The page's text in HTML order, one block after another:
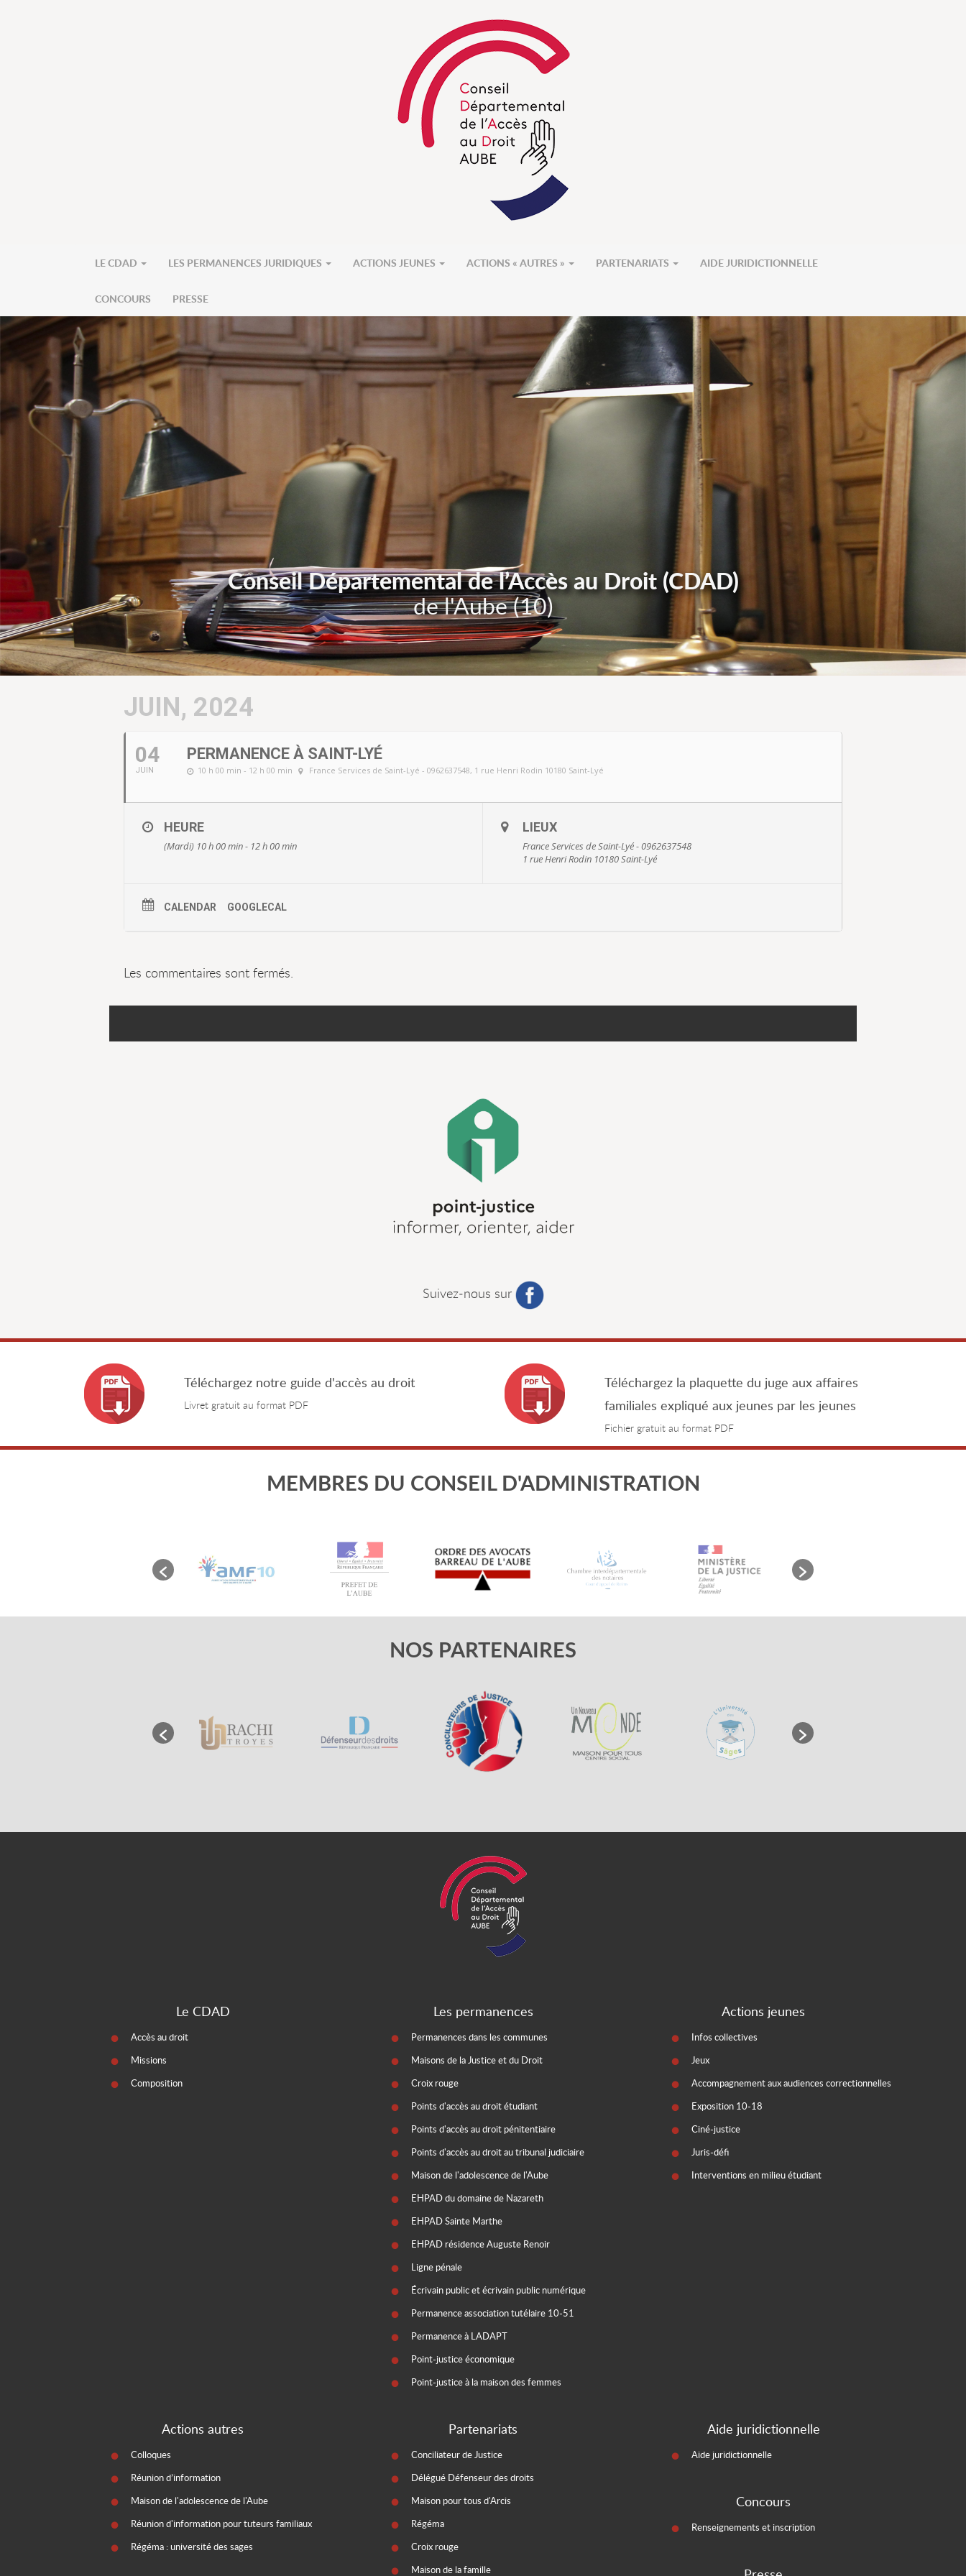
LE CDAD LES PERMANENCES JURIDIQUES ACTIONS JEUNES ACTIONS « AUTRES » PARTENARIATS AIDE JURIDICTIONNELLE
CONCOURS PRESSE
Conseil Départemental de l’Accès au Droit (CDAD)
de l'Aube (10)
JUIN, 2024
04
JUIN
PERMANENCE À SAINT-LYÉ
10 h 00 min - 12 h 00 min France Services de Saint-Lyé - 0962637548, 1 rue Henri Rodin 10180 Saint-Lyé
HEURE
(Mardi) 10 h 00 min - 12 h 00 min
LIEUX
France Services de Saint-Lyé - 0962637548
1 rue Henri Rodin 10180 Saint-Lyé
CALENDAR GOOGLECAL
Les commentaires sont fermés.
Suivez-nous sur
Téléchargez notre guide d'accès au droit
Livret gratuit au format PDF
Téléchargez la plaquette du juge aux affaires
familiales expliqué aux jeunes par les jeunes
Fichier gratuit au format PDF
MEMBRES DU CONSEIL D'ADMINISTRATION
NOS PARTENAIRES
Le CDAD
Accès au droit
Missions
Composition
Les permanences
Permanences dans les communes
Maisons de la Justice et du Droit
Croix rouge
Points d'accès au droit étudiant
Points d'accès au droit pénitentiaire
Points d'accès au droit au tribunal judiciaire
Maison de l'adolescence de l'Aube
EHPAD du domaine de Nazareth
EHPAD Sainte Marthe
EHPAD résidence Auguste Renoir
Ligne pénale
Écrivain public et écrivain public numérique
Permanence association tutélaire 10-51
Permanence à LADAPT
Point-justice économique
Point-justice à la maison des femmes
Actions jeunes
Infos collectives
Jeux
Accompagnement aux audiences correctionnelles
Exposition 10-18
Ciné-justice
Juris-défi
Interventions en milieu étudiant
Actions autres
Colloques
Réunion d’information
Maison de l'adolescence de l'Aube
Réunion d'information pour tuteurs familiaux
Régéma : université des sages
Partenariats
Conciliateur de Justice
Délégué Défenseur des droits
Maison pour tous d'Arcis
Régéma
Croix rouge
Maison de la famille
Aide juridictionnelle
Aide juridictionnelle
Concours
Renseignements et inscription